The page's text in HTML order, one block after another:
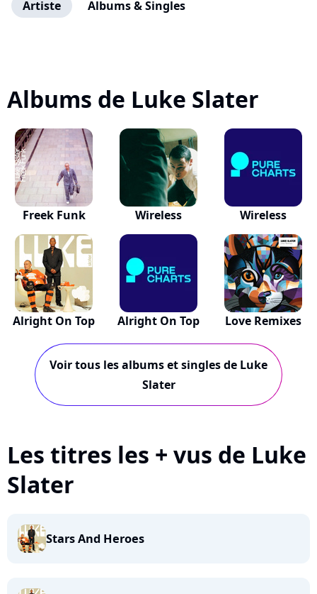
Artiste Albums & Singles
Albums de Luke Slater
Freek Funk Wireless Wireless
Alright On Top Alright On Top Love Remixes
Voir tous les albums et singles de Luke
Slater
Les titres les + vus de Luke
Slater
Stars And Heroes